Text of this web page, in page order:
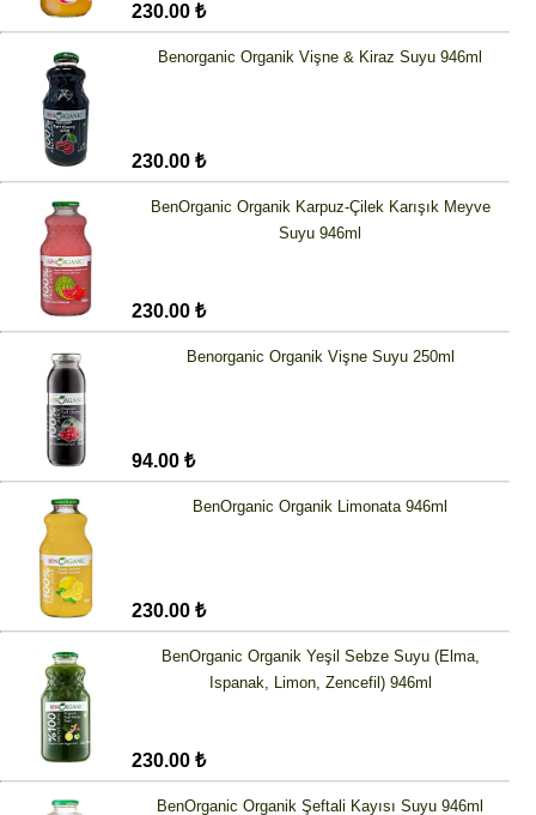
230.00 ₺
Benorganic Organik Vişne & Kiraz Suyu 946ml
230.00 ₺
BenOrganic Organik Karpuz-Çilek Karışık Meyve
Suyu 946ml
230.00 ₺
Benorganic Organik Vişne Suyu 250ml
94.00 ₺
BenOrganic Organik Limonata 946ml
230.00 ₺
BenOrganic Organik Yeşil Sebze Suyu (Elma,
Ispanak, Limon, Zencefil) 946ml
230.00 ₺
BenOrganic Organik Şeftali Kayısı Suyu 946ml